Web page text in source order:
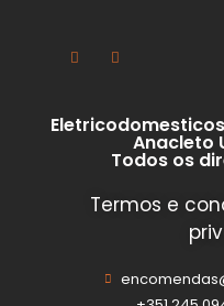
Anacleto
Todos os
Termos e